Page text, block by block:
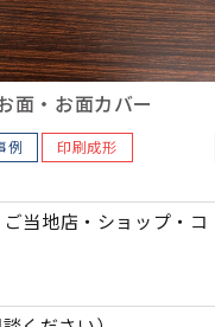
面・お面カバー
例 印刷成形
当地店・ショップ・コ